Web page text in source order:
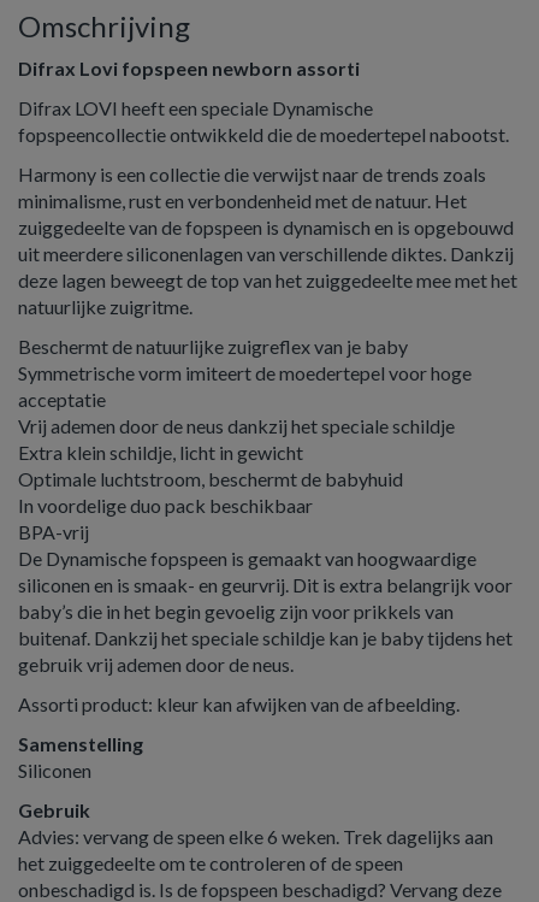
Omschrijving
Difrax Lovi fopspeen newborn assorti
Difrax LOVI heeft een speciale Dynamische
fopspeencollectie ontwikkeld die de moedertepel nabootst.
Harmony is een collectie die verwijst naar de trends zoals
minimalisme, rust en verbondenheid met de natuur. Het
zuiggedeelte van de fopspeen is dynamisch en is opgebouwd
uit meerdere siliconenlagen van verschillende diktes. Dankzij
deze lagen beweegt de top van het zuiggedeelte mee met het
natuurlijke zuigritme.
Beschermt de natuurlijke zuigreflex van je baby
Symmetrische vorm imiteert de moedertepel voor hoge
acceptatie
Vrij ademen door de neus dankzij het speciale schildje
Extra klein schildje, licht in gewicht
Optimale luchtstroom, beschermt de babyhuid
In voordelige duo pack beschikbaar
BPA-vrij
De Dynamische fopspeen is gemaakt van hoogwaardige
siliconen en is smaak- en geurvrij. Dit is extra belangrijk voor
baby’s die in het begin gevoelig zijn voor prikkels van
buitenaf. Dankzij het speciale schildje kan je baby tijdens het
gebruik vrij ademen door de neus.
Assorti product: kleur kan afwijken van de afbeelding.
Samenstelling
Siliconen
Gebruik
Advies: vervang de speen elke 6 weken. Trek dagelijks aan
het zuiggedeelte om te controleren of de speen
onbeschadigd is. Is de fopspeen beschadigd? Vervang deze